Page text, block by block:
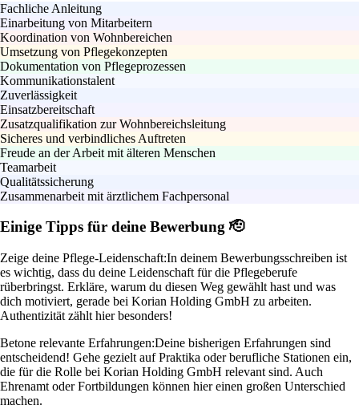
Fachliche Anleitung
Einarbeitung von Mitarbeitern
Koordination von Wohnbereichen
Umsetzung von Pflegekonzepten
Dokumentation von Pflegeprozessen
Kommunikationstalent
Zuverlässigkeit
Einsatzbereitschaft
Zusatzqualifikation zur Wohnbereichsleitung
Sicheres und verbindliches Auftreten
Freude an der Arbeit mit älteren Menschen
Teamarbeit
Qualitätssicherung
Zusammenarbeit mit ärztlichem Fachpersonal
Einige Tipps für deine Bewerbung 🫡
Zeige deine Pflege-Leidenschaft:In deinem Bewerbungsschreiben ist
es wichtig, dass du deine Leidenschaft für die Pflegeberufe
rüberbringst. Erkläre, warum du diesen Weg gewählt hast und was
dich motiviert, gerade bei Korian Holding GmbH zu arbeiten.
Authentizität zählt hier besonders!
Betone relevante Erfahrungen:Deine bisherigen Erfahrungen sind
entscheidend! Gehe gezielt auf Praktika oder berufliche Stationen ein,
die für die Rolle bei Korian Holding GmbH relevant sind. Auch
Ehrenamt oder Fortbildungen können hier einen großen Unterschied
machen.